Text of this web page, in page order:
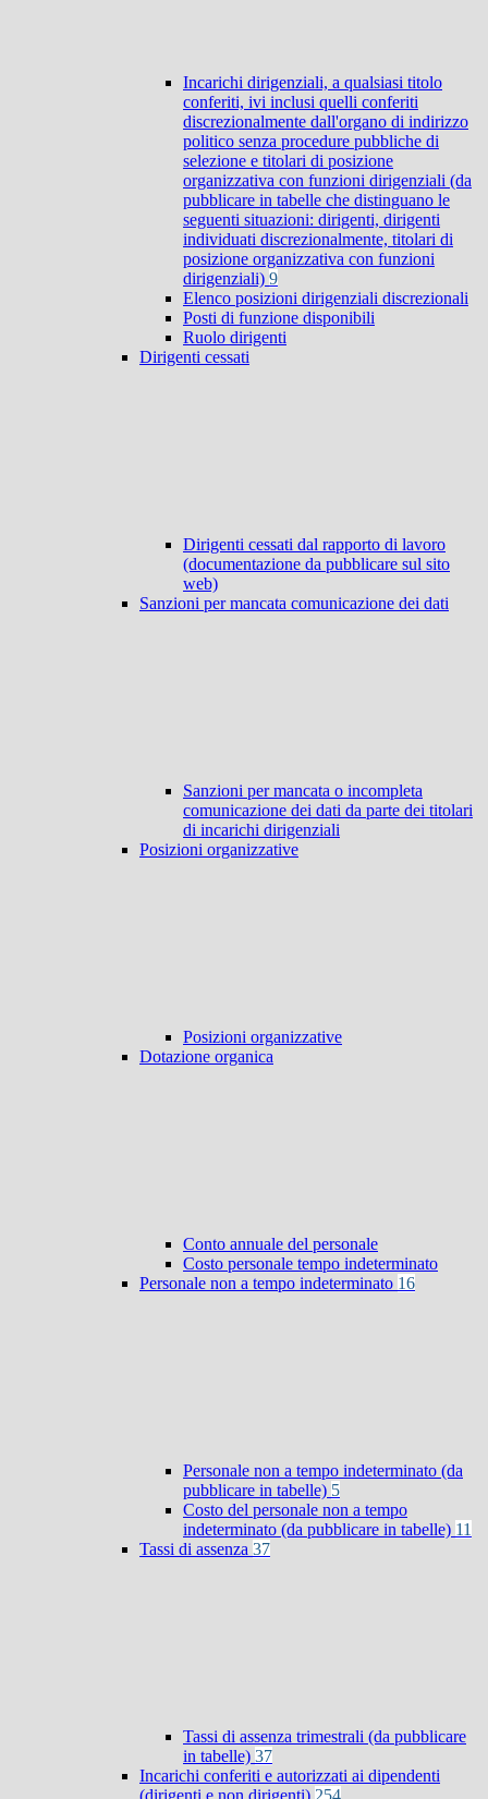
Incarichi dirigenziali, a qualsiasi titolo
conferiti, ivi inclusi quelli conferiti
discrezionalmente dall'organo di indirizzo
politico senza procedure pubbliche di
selezione e titolari di posizione
organizzativa con funzioni dirigenziali (da
pubblicare in tabelle che distinguano le
seguenti situazioni: dirigenti, dirigenti
individuati discrezionalmente, titolari di
posizione organizzativa con funzioni
dirigenziali) 9
Elenco posizioni dirigenziali discrezionali
Posti di funzione disponibili
Ruolo dirigenti
Dirigenti cessati
Dirigenti cessati dal rapporto di lavoro
(documentazione da pubblicare sul sito
web)
Sanzioni per mancata comunicazione dei dati
Sanzioni per mancata o incompleta
comunicazione dei dati da parte dei titolari
di incarichi dirigenziali
Posizioni organizzative
Posizioni organizzative
Dotazione organica
Conto annuale del personale
Costo personale tempo indeterminato
Personale non a tempo indeterminato 16
Personale non a tempo indeterminato (da
pubblicare in tabelle) 5
Costo del personale non a tempo
indeterminato (da pubblicare in tabelle) 11
Tassi di assenza 37
Tassi di assenza trimestrali (da pubblicare
in tabelle) 37
Incarichi conferiti e autorizzati ai dipendenti